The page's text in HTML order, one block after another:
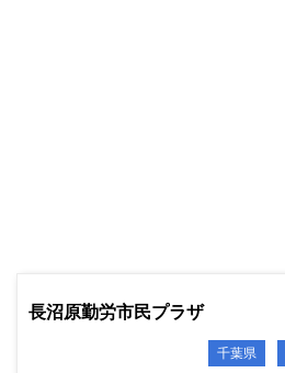
長沼原勤労市民プラザ
千葉県